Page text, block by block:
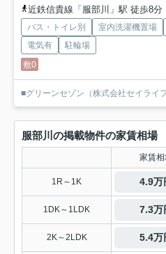
近鉄信貴線「服部川」駅 徒歩8分
バス・トイレ別 室内洗濯機置場
電気有
駐輪場
敷0
■グリーンセゾン（株式会社セイライ
服部川の掲載物件の家賃相場
家賃相
1R～1K 4.9万
1DK～1LDK 7.3万
2K～2LDK 5.4万